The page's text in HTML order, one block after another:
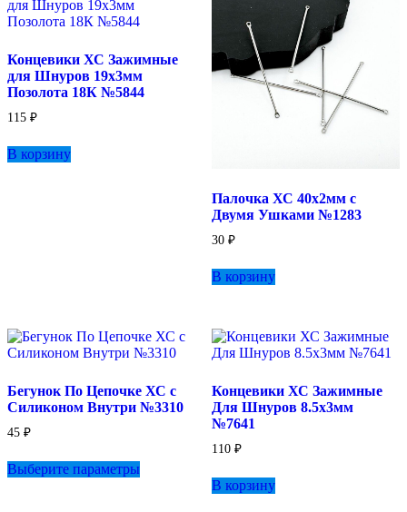
Концевики ХС Зажимные
для Шнуров 19х3мм
Позолота 18К №5844
115 ₽
В корзину
Палочка ХС 40х2мм с
Двумя Ушками №1283
30 ₽
В корзину
Бегунок По Цепочке ХС с
Силиконом Внутри №3310
45 ₽
Выберите параметры
Концевики ХС Зажимные
Для Шнуров 8.5х3мм
№7641
110 ₽
В корзину